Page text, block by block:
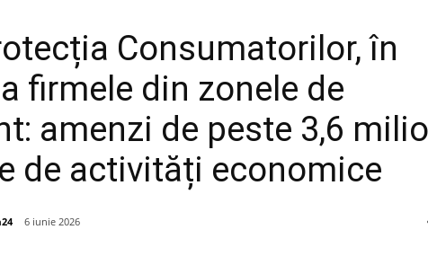
Consumatorilor, în
firmele din zonele de
amenzi de peste 3,6
de activități economice
6 iunie 2026